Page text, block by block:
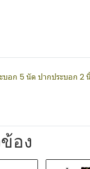
อก 5 นัด ปากประบอก 2
อง